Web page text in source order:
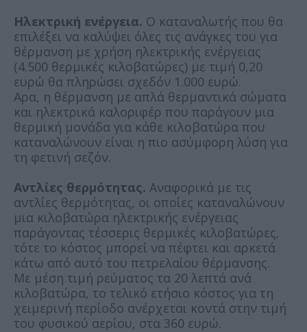
Ηλεκτρική ενέργεια. Ο καταναλωτής που θα
επιλέξει να καλύψει όλες τις ανάγκες του για
θέρμανση με χρήση ηλεκτρικής ενέργειας
(4.500 θερμικές κιλοβατώρες) με τιμή 0,20
ευρώ θα πληρώσει σχεδόν 1.000 ευρώ.
Αρα, η θέρμανση με απλά θερμαντικά σώματα
και ηλεκτρικά καλοριφέρ που παράγουν μια
θερμική μονάδα για κάθε κιλοβατώρα που
καταναλώνουν είναι η πιο ασύμφορη λύση για
τη φετινή σεζόν.
Αντλίες θερμότητας. Αναφορικά με τις
αντλίες θερμότητας, οι οποίες καταναλώνουν
μια κιλοβατώρα ηλεκτρικής ενέργειας
παράγοντας τέσσερις θερμικές κιλοβατώρες,
τότε το κόστος μπορεί να πέφτει και αρκετά
κάτω από αυτό του πετρελαίου θέρμανσης.
Με μέση τιμή ρεύματος τα 20 λεπτά ανά
κιλοβατώρα, το τελικό ετήσιο κόστος για τη
χειμερινή περίοδο ανέρχεται κοντά στην τιμή
του φυσικού αερίου, στα 360 ευρώ.